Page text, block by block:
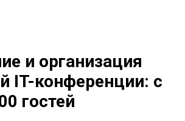
и организация
IT-конференции: с
гостей